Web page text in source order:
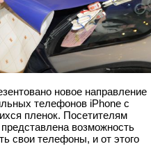
новое направление
телефонов iPhone с
пленок. Посетителям
возможность
свои телефоны, и от этого